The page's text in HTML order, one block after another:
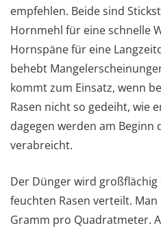
empfehlen. Beide sind
Hornmehl für eine schnelle
Hornspäne für eine
behebt
kommt zum Einsatz, wenn
Rasen nicht so gedeiht, wie
dagegen werden am Beginn
verabreicht.
Der Dünger wird
feuchten Rasen verteilt.
Gramm pro Quadratmeter.